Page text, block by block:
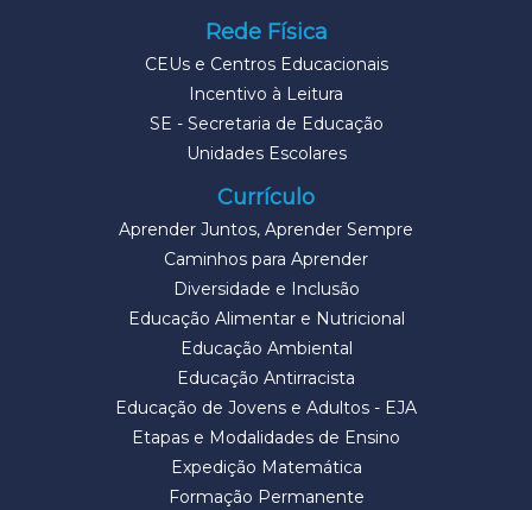
Rede Física
CEUs e Centros Educacionais
Incentivo à Leitura
SE - Secretaria de Educação
Unidades Escolares
Currículo
Aprender Juntos, Aprender Sempre
Caminhos para Aprender
Diversidade e Inclusão
Educação Alimentar e Nutricional
Educação Ambiental
Educação Antirracista
Educação de Jovens e Adultos - EJA
Etapas e Modalidades de Ensino
Expedição Matemática
Formação Permanente